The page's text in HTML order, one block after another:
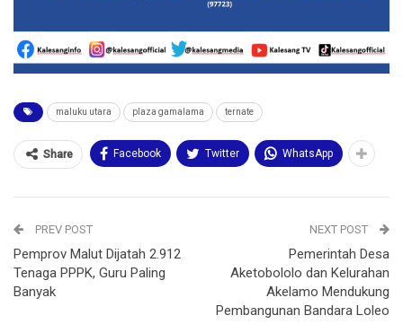
maluku utara plaza gamalama ternate
Share Facebook Twitter WhatsApp
PREV POST
Pemprov Malut Dijatah 2.912
Tenaga PPPK, Guru Paling
Banyak
NEXT POST
Pemerintah Desa
Aketobololo dan Kelurahan
Akelamo Mendukung
Pembangunan Bandara Loleo